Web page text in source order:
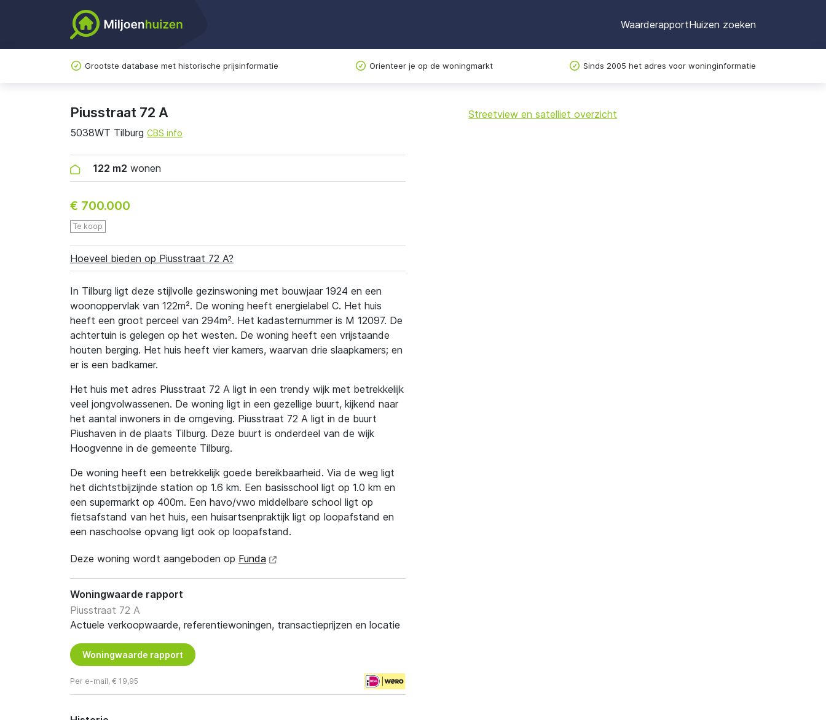
WaarderapportHuizen zoeken
Grootste database met historische prijsinformatie Orienteer je op de woningmarkt Sinds 2005 het adres voor woninginformatie
Piusstraat 72 A
5038WT Tilburg CBS info
122 m2 wonen
€ 700.000
Te koop
Hoeveel bieden op Piusstraat 72 A?
In Tilburg ligt deze stijlvolle gezinswoning met bouwjaar 1924 en een
woonoppervlak van 122m². De woning heeft energielabel C. Het huis
heeft een groot perceel van 294m². Het kadasternummer is M 12097. De
achtertuin is gelegen op het westen. De woning heeft een vrijstaande
houten berging. Het huis heeft vier kamers, waarvan drie slaapkamers; en
er is een badkamer.
Het huis met adres Piusstraat 72 A ligt in een trendy wijk met betrekkelijk
veel jongvolwassenen. De woning ligt in een gezellige buurt, kijkend naar
het aantal inwoners in de omgeving. Piusstraat 72 A ligt in de buurt
Piushaven in de plaats Tilburg. Deze buurt is onderdeel van de wijk
Hoogvenne in de gemeente Tilburg.
De woning heeft een betrekkelijk goede bereikbaarheid. Via de weg ligt
het dichtstbijzijnde station op 1.6 km. Een basisschool ligt op 1.0 km en
een supermarkt op 400m. Een havo/vwo middelbare school ligt op
fietsafstand van het huis, een huisartsenpraktijk ligt op loopafstand en
een naschoolse opvang ligt ook op loopafstand.
Deze woning wordt aangeboden op Funda
Woningwaarde rapport
Piusstraat 72 A
Actuele verkoopwaarde, referentiewoningen, transactieprijzen en locatie
Woningwaarde rapport
Per e-mail, € 19,95
+
Streetview en satelliet overzicht